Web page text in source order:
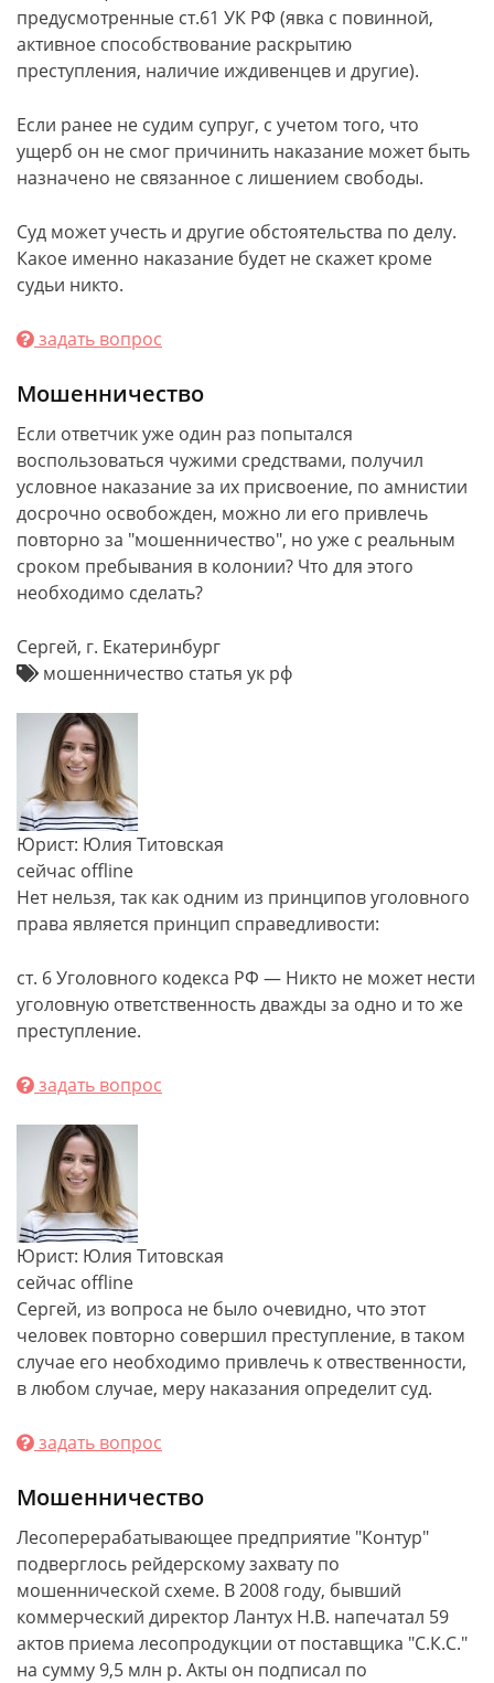
предусмотренные ст.61 УК РФ (явка с повинной,
активное способствование раскрытию
преступления, наличие иждивенцев и другие).
Если ранее не судим супруг, с учетом того, что
ущерб он не смог причинить наказание может быть
назначено не связанное с лишением свободы.
Суд может учесть и другие обстоятельства по делу.
Какое именно наказание будет не скажет кроме
судьи никто.
задать вопрос
Мошенничество
Если ответчик уже один раз попытался
воспользоваться чужими средствами, получил
условное наказание за их присвоение, по амнистии
досрочно освобожден, можно ли его привлечь
повторно за "мошенничество", но уже с реальным
сроком пребывания в колонии? Что для этого
необходимо сделать?
Сергей, г. Екатеринбург
мошенничество статья ук рф
Юрист: Юлия Титовская
сейчас offline
Нет нельзя, так как одним из принципов уголовного
права является принцип справедливости:
ст. 6 Уголовного кодекса РФ — Никто не может нести
уголовную ответственность дважды за одно и то же
преступление.
задать вопрос
Юрист: Юлия Титовская
сейчас offline
Сергей, из вопроса не было очевидно, что этот
человек повторно совершил преступление, в таком
случае его необходимо привлечь к отвественности,
в любом случае, меру наказания определит суд.
задать вопрос
Мошенничество
Лесоперерабатывающее предприятие "Контур"
подверглось рейдерскому захвату по
мошеннической схеме. В 2008 году, бывший
коммерческий директор Лантух Н.В. напечатал 59
актов приема лесопродукции от поставщика "С.К.С."
на сумму 9,5 млн р. Акты он подписал по